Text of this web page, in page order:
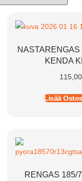
KENDA
115,00
Lisää
RENGAS 185/